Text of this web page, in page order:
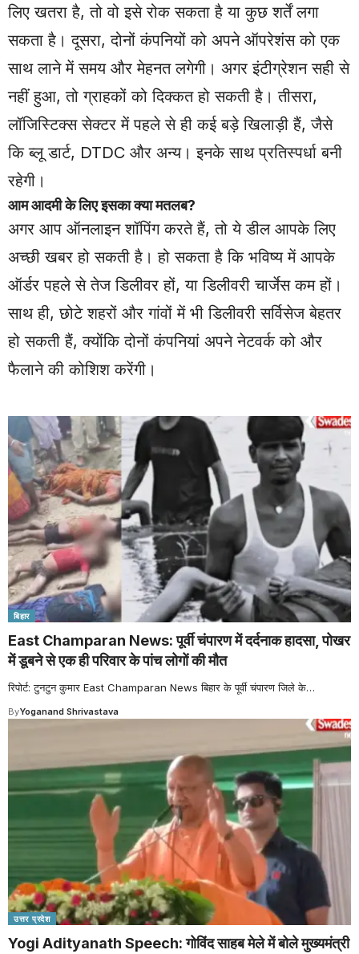
लिए खतरा है, तो वो इसे रोक सकता है या कुछ शर्तें लगा
सकता है। दूसरा, दोनों कंपनियों को अपने ऑपरेशंस को एक
साथ लाने में समय और मेहनत लगेगी। अगर इंटीग्रेशन सही से
नहीं हुआ, तो ग्राहकों को दिक्कत हो सकती है। तीसरा,
लॉजिस्टिक्स सेक्टर में पहले से ही कई बड़े खिलाड़ी हैं, जैसे
कि ब्लू डार्ट, DTDC और अन्य। इनके साथ प्रतिस्पर्धा बनी
रहेगी।
आम आदमी के लिए इसका क्या मतलब?
अगर आप ऑनलाइन शॉपिंग करते हैं, तो ये डील आपके लिए
अच्छी खबर हो सकती है। हो सकता है कि भविष्य में आपके
ऑर्डर पहले से तेज डिलीवर हों, या डिलीवरी चार्जेस कम हों।
साथ ही, छोटे शहरों और गांवों में भी डिलीवरी सर्विसेज बेहतर
हो सकती हैं, क्योंकि दोनों कंपनियां अपने नेटवर्क को और
फैलाने की कोशिश करेंगी।
बिहार
East Champaran News: पूर्वी चंपारण में दर्दनाक हादसा, पोखर
में डूबने से एक ही परिवार के पांच लोगों की मौत
रिपोर्ट: टुनटुन कुमार East Champaran News बिहार के पूर्वी चंपारण जिले के…
ByYoganand Shrivastava
उत्तर प्रदेश
Yogi Adityanath Speech: गोविंद साहब मेले में बोले मुख्यमंत्री